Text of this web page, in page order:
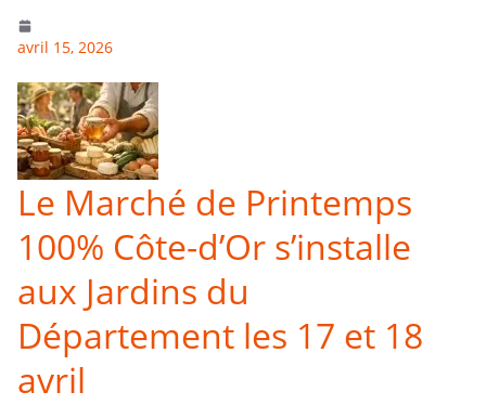
avril 15, 2026
Le Marché de Printemps
100% Côte-d’Or s’installe
aux Jardins du
Département les 17 et 18
avril